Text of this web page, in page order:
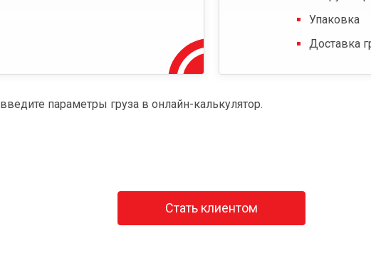
Упаковка
Доставка
параметры груза в онлайн-калькулятор.
Стать клиентом